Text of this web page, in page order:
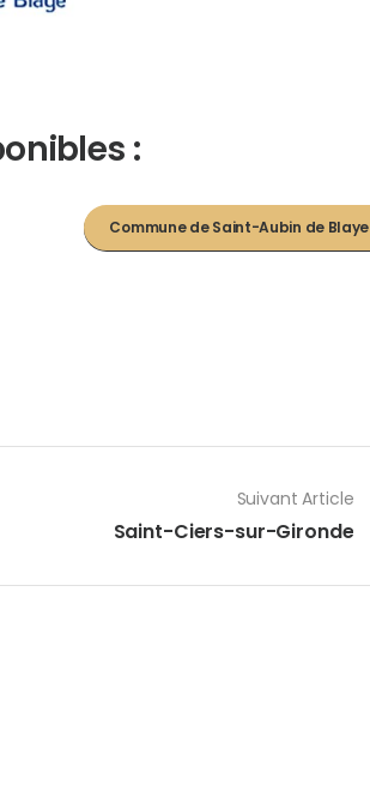
:
Commune de Saint-Aubin de Blaye
Suivant Article
Saint-Ciers-sur-Gironde